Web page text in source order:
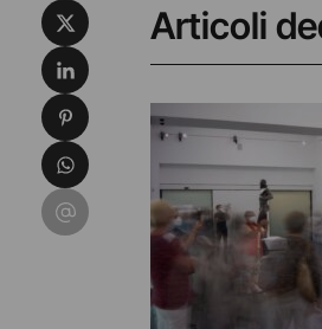
Articoli
Condividi su X
Condividi su LinkedIn
Condividi su Pinterest
Condividi su WhatsApp
Condividi su Email